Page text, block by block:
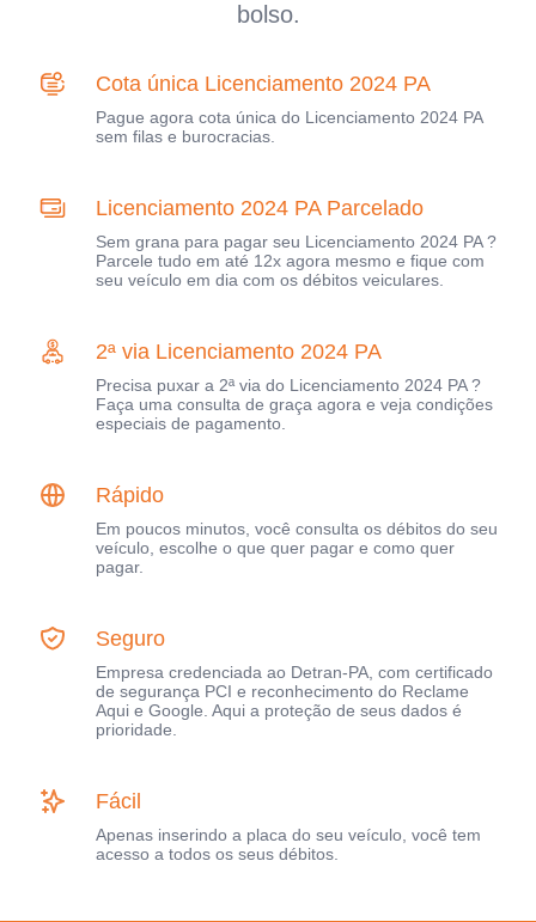
bolso.
Cota única Licenciamento 2024 PA
Pague agora cota única do Licenciamento 2024 PA
sem filas e burocracias.
Licenciamento 2024 PA Parcelado
Sem grana para pagar seu Licenciamento 2024 PA ?
Parcele tudo em até 12x agora mesmo e fique com
seu veículo em dia com os débitos veiculares.
2ª via Licenciamento 2024 PA
Precisa puxar a 2ª via do Licenciamento 2024 PA ?
Faça uma consulta de graça agora e veja condições
especiais de pagamento.
Rápido
Em poucos minutos, você consulta os débitos do seu
veículo, escolhe o que quer pagar e como quer
pagar.
Seguro
Empresa credenciada ao Detran-PA, com certificado
de segurança PCI e reconhecimento do Reclame
Aqui e Google. Aqui a proteção de seus dados é
prioridade.
Fácil
Apenas inserindo a placa do seu veículo, você tem
acesso a todos os seus débitos.